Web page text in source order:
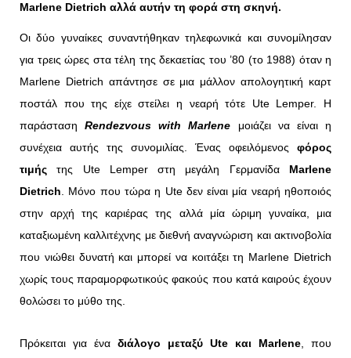
Marlene Dietrich αλλά αυτήν τη φορά στη σκηνή.
Οι δύο γυναίκες συναντήθηκαν τηλεφωνικά και συνομίλησαν
για τρεις ώρες στα τέλη της δεκαετίας του ’80 (το 1988) όταν η
Marlene Dietrich απάντησε σε μια μάλλον απολογητική καρτ
ποστάλ που της είχε στείλει η νεαρή τότε Ute Lemper. Η
παράστασηRendezvous with Marlene μοιάζει να είναι η
συνέχεια αυτής της συνομιλίας. Ένας οφειλόμενος φόρος
τιμής της Ute Lemper στη μεγάλη Γερμανίδα Marlene
Dietrich. Μόνο που τώρα η Ute δεν είναι μία νεαρή ηθοποιός
στην αρχή της καριέρας της αλλά μία ώριμη γυναίκα, μια
καταξιωμένη καλλιτέχνης με διεθνή αναγνώριση και ακτινοβολία
που νιώθει δυνατή και μπορεί να κοιτάξει τη Marlene Dietrich
χωρίς τους παραμορφωτικούς φακούς που κατά καιρούς έχουν
θολώσει το μύθο της.
Πρόκειται για ένα διάλογο μεταξύ Ute και Marlene, που